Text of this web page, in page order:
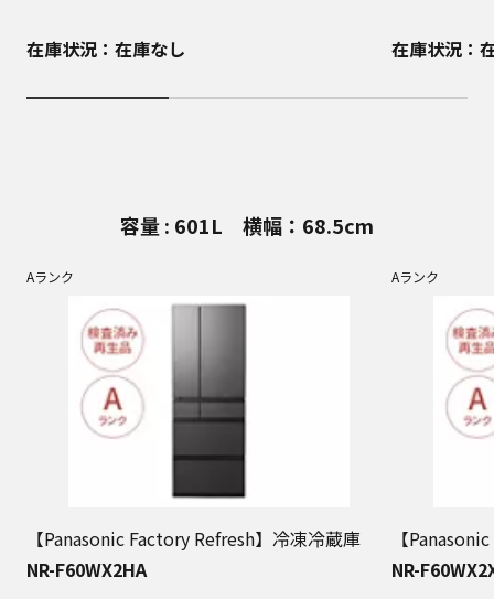
在庫状況：在庫なし 在庫状況：
容量 : 601L 横幅：68.5cm
Aランク
【Panasonic Factory Refresh】冷凍冷蔵庫
NR-F60WX2HA
Aランク
【
NR-